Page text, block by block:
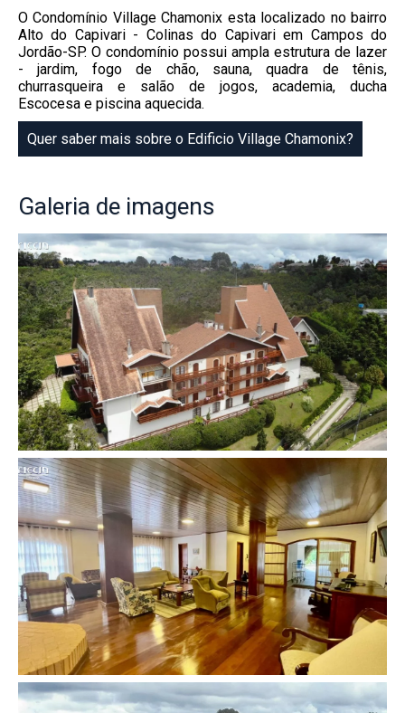
O Condomínio Village Chamonix esta localizado no bairro
Alto do Capivari - Colinas do Capivari em Campos do
Jordão-SP. O condomínio possui ampla estrutura de lazer
- jardim, fogo de chão, sauna, quadra de tênis,
churrasqueira e salão de jogos, academia, ducha
Escocesa e piscina aquecida.
Quer saber mais sobre o Edificio Village Chamonix?
Galeria de imagens